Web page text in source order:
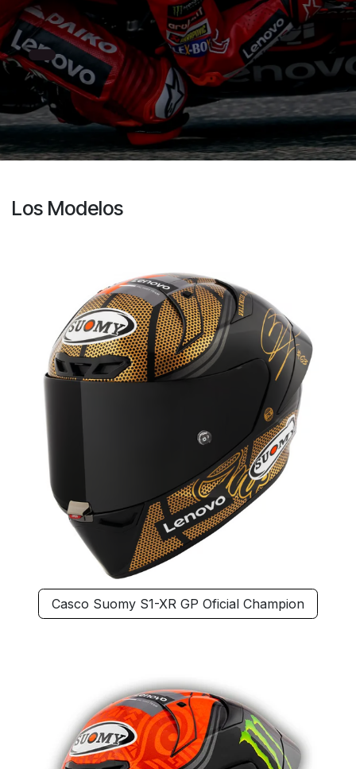
Los Modelos
Casco Suomy S1-XR GP Oficial Champion